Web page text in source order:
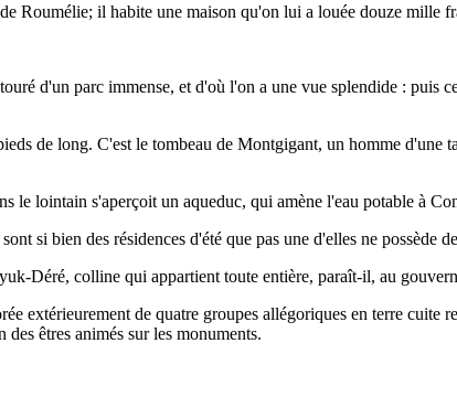
Roumélie; il habite une maison qu'on lui a louée douze mille
d'un parc immense, et d'où l'on a une vue splendide : puis
de long. C'est le tombeau de Montgigant, un homme d'une
le lointain s'aperçoit un aqueduc, qui amène l'eau potable à
si bien des résidences d'été que pas une d'elles ne possède
Déré, colline qui appartient toute entière, paraît-il, au
extérieurement de quatre groupes allégoriques en terre cuite
êtres animés sur les monuments.